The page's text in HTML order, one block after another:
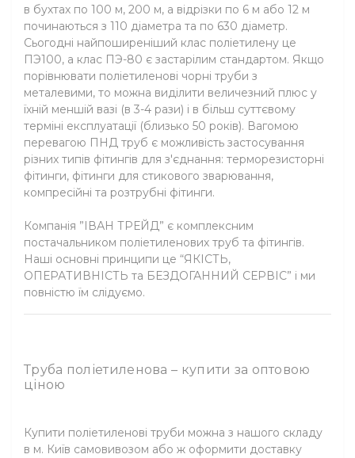
в бухтах по 100 м, 200 м, а відрізки по 6 м або 12 м
починаються з 110 діаметра та по 630 діаметр.
Сьогодні найпоширеніший клас поліетилену це
ПЭ100, а клас ПЭ-80 є застарілим стандартом. Якщо
порівнювати поліетиленові чорні труби з
металевими, то можна виділити величезний плюс у
їхній меншій вазі (в 3-4 рази) і в більш суттєвому
терміні експлуатації (близько 50 років). Вагомою
перевагою ПНД труб є можливість застосування
різних типів фітингів для з'єднання: терморезисторні
фітинги, фітинги для стикового зварювання,
компресійні та розтрубні фітинги.
Компанія ”ІВАН ТРЕЙД” є комплексним
постачальником поліетиленових труб та фітингів.
Наші основні принципи це “ЯКІСТЬ,
ОПЕРАТИВНІСТЬ та БЕЗДОГАННИЙ СЕРВІС” і ми
повністю їм слідуємо.
Труба поліетиленова – купити за оптовою
ціною
Купити поліетиленові труби можна з нашого складу
в м. Київ самовивозом або ж оформити доставку